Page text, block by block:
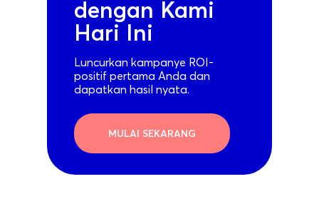
dengan Kami
Hari Ini
Luncurkan kampanye ROI-
positif pertama Anda dan
dapatkan hasil nyata.
MULAI SEKARANG